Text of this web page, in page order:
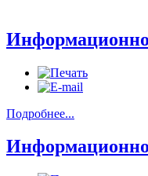
Подробнее...